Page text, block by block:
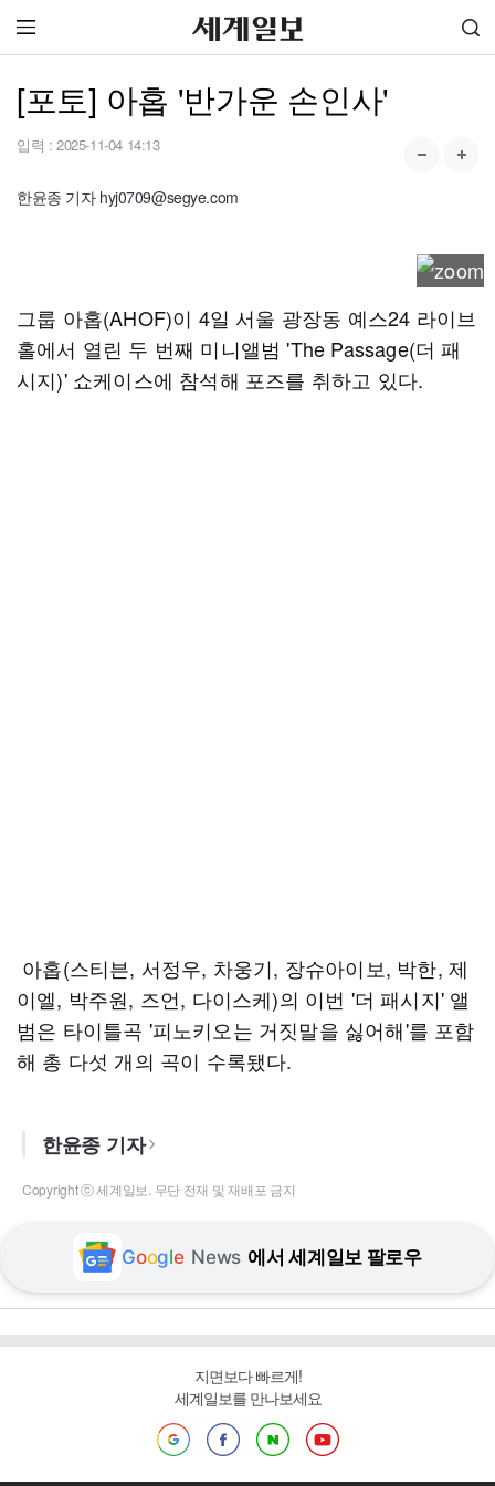
[포토] 아홉 '반가운 손인사'
입력 : 2025-11-04 14:13
한윤종 기자 hyj0709@segye.com
그룹 아홉(AHOF)이 4일 서울 광장동 예스24 라이브
홀에서 열린 두 번째 미니앨범 'The Passage(더 패
시지)' 쇼케이스에 참석해 포즈를 취하고 있다.
아홉(스티븐, 서정우, 차웅기, 장슈아이보, 박한, 제
이엘, 박주원, 즈언, 다이스케)의 이번 '더 패시지' 앨
범은 타이틀곡 '피노키오는 거짓말을 싫어해'를 포함
해 총 다섯 개의 곡이 수록됐다.
한윤종 기자
Copyright ⓒ 세계일보. 무단 전재 및 재배포 금지
Google News 에서 세계일보 팔로우
지면보다 빠르게!
세계일보를 만나보세요